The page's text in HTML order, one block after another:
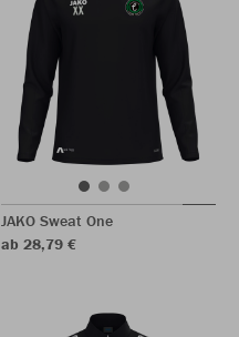
JAKO Sweat One
ab 28,79 €